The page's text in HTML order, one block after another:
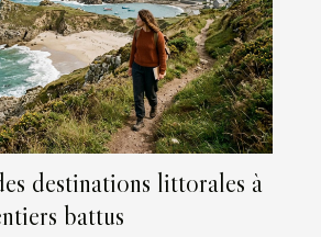
destinations littorales à
battus